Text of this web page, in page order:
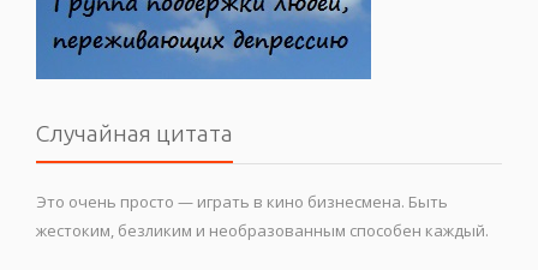
Случайная цитата
Это очень просто — играть в кино бизнесмена. Быть
жестоким, безликим и необразованным способен каждый.